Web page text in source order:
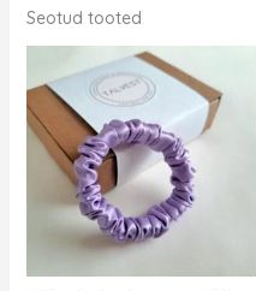
Seotud tooted